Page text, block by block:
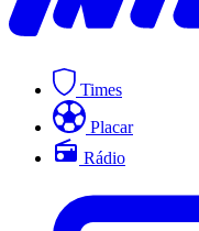
Times
Placar
Rádio